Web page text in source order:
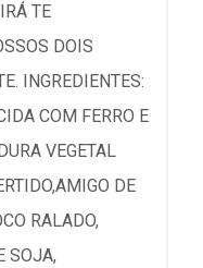
TE
DOIS
INGREDIENTES:
COM FERRO E
VEGETAL
DE
RALADO,
SOJA,